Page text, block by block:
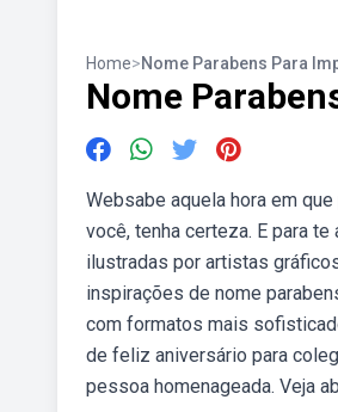
Home>Nome Parabens Para
Nome
Websabe aquela hora em
você, tenha certeza. E para
ilustradas por artistas
inspirações de nome
com formatos mais
de feliz aniversário para
pessoa homenageada. Veja